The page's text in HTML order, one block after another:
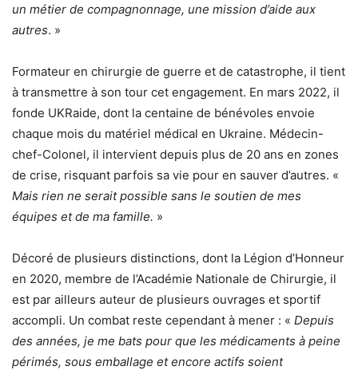
un métier de compagnonnage, une mission d’aide aux
autres. »
Formateur en chirurgie de guerre et de catastrophe, il tient
à transmettre à son tour cet engagement. En mars 2022, il
fonde UKRaide, dont la centaine de bénévoles envoie
chaque mois du matériel médical en Ukraine. Médecin-
chef-Colonel, il intervient depuis plus de 20 ans en zones
de crise, risquant parfois sa vie pour en sauver d’autres. «
Mais rien ne serait possible sans le soutien de mes
équipes et de ma famille. »
Décoré de plusieurs distinctions, dont la Légion d’Honneur
en 2020, membre de l’Académie Nationale de Chirurgie, il
est par ailleurs auteur de plusieurs ouvrages et sportif
accompli. Un combat reste cependant à mener : « Depuis
des années, je me bats pour que les médicaments à peine
périmés, sous emballage et encore actifs soient